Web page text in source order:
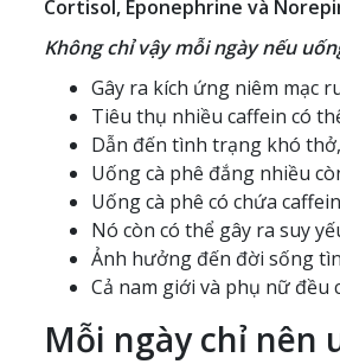
Cortisol, Eponephrine và
Không chỉ vậy mỗi ngày nếu
Gây ra kích ứng niêm mạc
Tiêu thụ nhiều caffein có
Dẫn đến tình trạng khó
Uống cà phê đắng nhiều
Uống cà phê có chứa
Nó còn có thể gây ra suy
Ảnh hưởng đến đời sống
Cả nam giới và phụ nữ
Mỗi ngày chỉ nên